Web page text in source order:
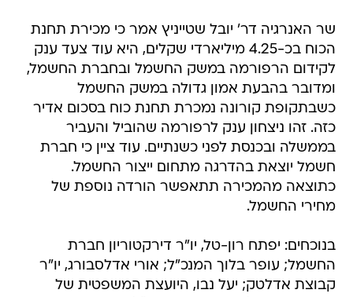
שר האנרגיה דר' יובל שטייניץ אמר כי מכירת תחנת
הכוח בכ-4.25 מיליארדי שקלים, היא עוד צעד ענק
לקידום הרפורמה במשק החשמל ובחברת החשמל,
ומדובר בהבעת אמון גדולה במשק החשמל
כשבתקופת קורונה נמכרת תחנת כוח בסכום אדיר
כזה. זהו ניצחון ענק לרפורמה שהוביל והעביר
בממשלה ובכנסת לפני כשנתיים. עוד ציין כי חברת
חשמל יוצאת בהדרגה מתחום ייצור החשמל.
כתוצאה מהמכירה תתאפשר הורדה נוספת של
מחירי החשמל.
בנוכחים: יפתח רון-טל, יו"ר דירקטוריון חברת
החשמל; עופר בלוך המנכ"ל; אורי אדלסבורג, יו"ר
קבוצת אדלטק; יעל נבו, היועצת המשפטית של